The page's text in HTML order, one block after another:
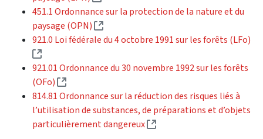
451.1 Ordonnance sur la protection de la nature et du
paysage (OPN)
(Lien externe)
921.0 Loi fédérale du 4 octobre 1991 sur les forêts (LFo)
(Lien externe)
921.01 Ordonnance du 30 novembre 1992 sur les forêts
(OFo)
(Lien externe)
814.81 Ordonnance sur la réduction des risques liés à
l’utilisation de substances, de préparations et d’objets
particulièrement dangereux
(Lien externe)